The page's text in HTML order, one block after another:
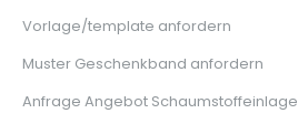
Vorlage/template anfordern
Muster Geschenkband anfordern
Anfrage Angebot Schaumstoffeinlage